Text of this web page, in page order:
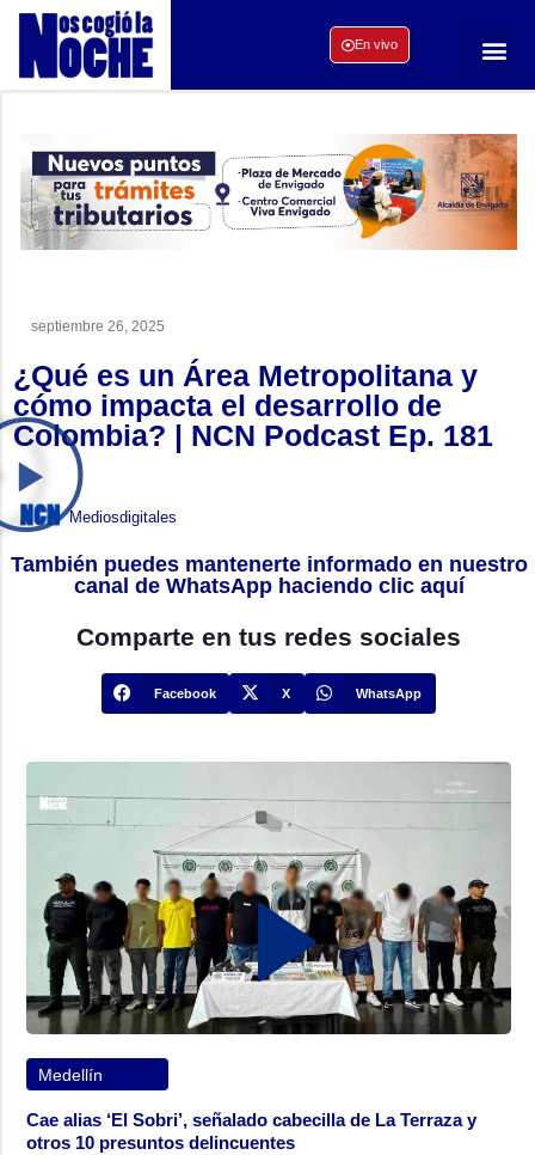
En vivo
septiembre 26, 2025
¿Qué es un Área Metropolitana y
cómo impacta el desarrollo de
Colombia? | NCN Podcast Ep. 181
Mediosdigitales
También puedes mantenerte informado en nuestro
canal de WhatsApp haciendo clic aquí
Comparte en tus redes sociales
Facebook X WhatsApp
Medellín
Cae alias ‘El Sobri’, señalado cabecilla de La Terraza y
otros 10 presuntos delincuentes